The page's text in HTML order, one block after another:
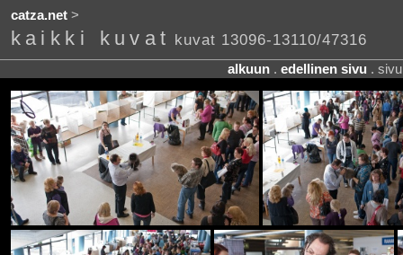
catza.net>
kaikki kuvat kuvat 13096-13110/47316
alkuun . edellinen sivu .